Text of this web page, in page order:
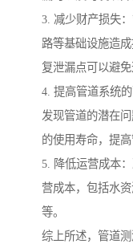
3. 减少财产损失
路等基础设施造
复泄漏点可以避免
4. 提高管道系统
发现管道的潜在
的使用寿命，提
5. 降低运营成本
营成本，包括水
等。
综上所述，管道